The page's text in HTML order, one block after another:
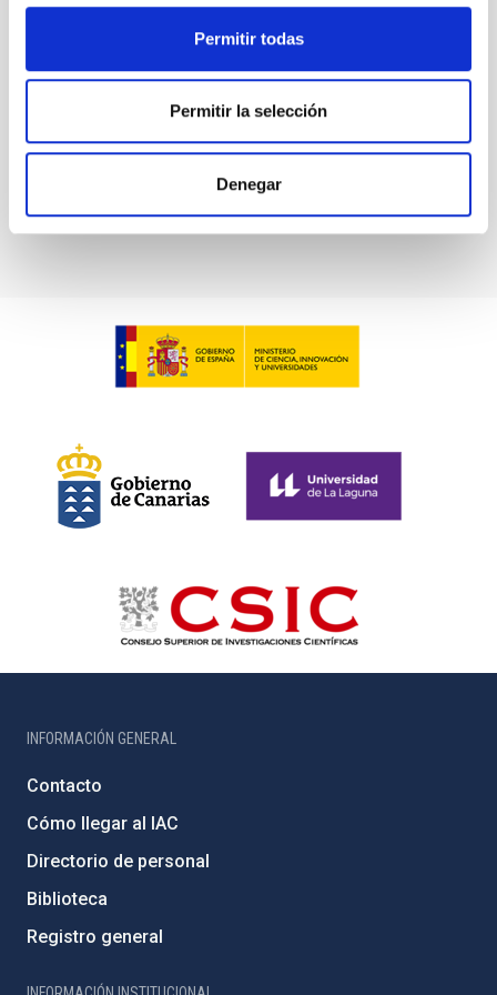
Permitir todas
Permitir la selección
Denegar
Amanar: bajo el mismo cielo
INFORMACIÓN GENERAL
Contacto
Cómo llegar al IAC
Directorio de personal
Biblioteca
Registro general